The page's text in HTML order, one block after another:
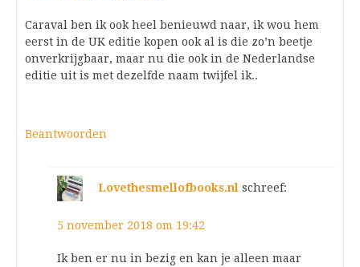
Caraval ben ik ook heel benieuwd naar, ik wou hem
eerst in de UK editie kopen ook al is die zo’n beetje
onverkrijgbaar, maar nu die ook in de Nederlandse
editie uit is met dezelfde naam twijfel ik..
Beantwoorden
Lovethesmellofbooks.nl schreef:
5 november 2018 om 19:42
Ik ben er nu in bezig en kan je alleen maar